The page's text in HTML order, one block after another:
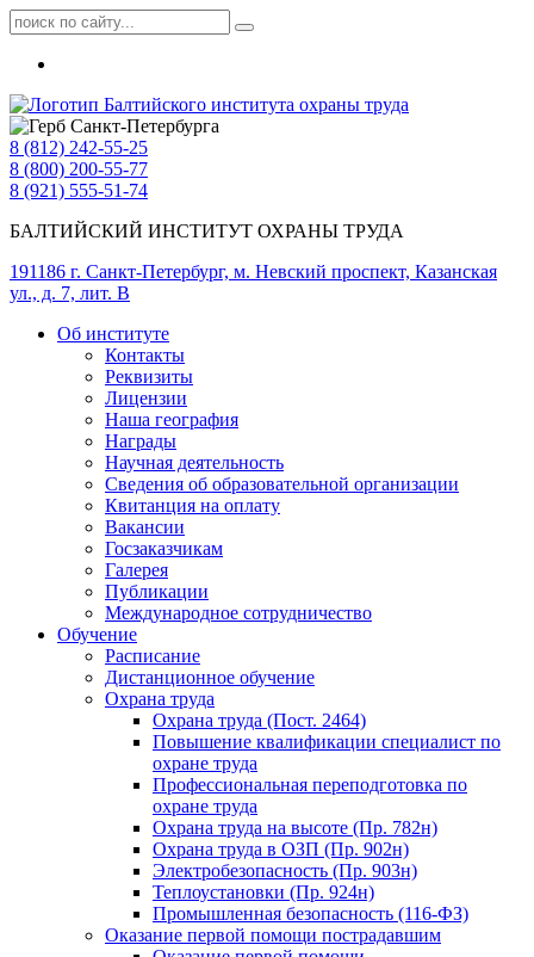
8 (812) 242-55-25
8 (800) 200-55-77
8 (921) 555-51-74
БАЛТИЙСКИЙ ИНСТИТУТ ОХРАНЫ ТРУДА
191186 г. Санкт-Петербург, м. Невский проспект, Казанская
ул., д. 7, лит. В
Об институте
Контакты
Реквизиты
Лицензии
Наша география
Награды
Научная деятельность
Сведения об образовательной организации
Квитанция на оплату
Вакансии
Госзаказчикам
Галерея
Публикации
Международное сотрудничество
Обучение
Расписание
Дистанционное обучение
Охрана труда
Охрана труда (Пост. 2464)
Повышение квалификации специалист по
охране труда
Профессиональная переподготовка по
охране труда
Охрана труда на высоте (Пр. 782н)
Охрана труда в ОЗП (Пр. 902н)
Электробезопасность (Пр. 903н)
Теплоустановки (Пр. 924н)
Промышленная безопасность (116-ФЗ)
Оказание первой помощи пострадавшим